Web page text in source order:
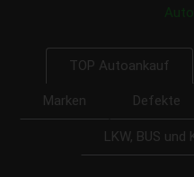
TOP Autoankauf
Marken Defekte
LKW, BUS und